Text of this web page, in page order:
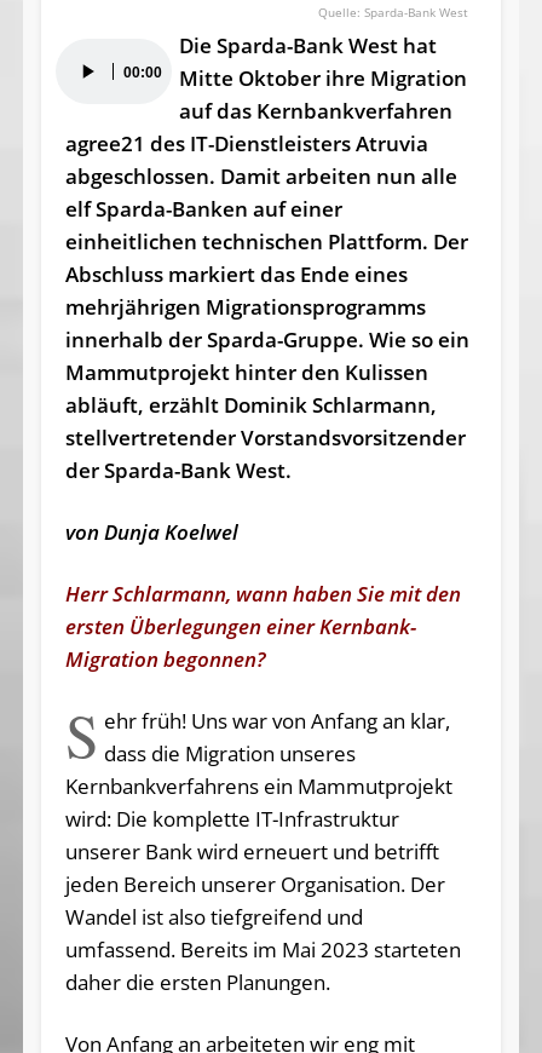
Sparda-Bank West
Player 00:00
Die Sparda-Bank West hat
Mitte Oktober ihre Migration
auf das Kernbankverfahren
agree21 des IT-Dienstleisters Atruvia
abgeschlossen. Damit arbeiten nun alle
elf Sparda-Banken auf einer
einheitlichen technischen Plattform. Der
Abschluss markiert das Ende eines
mehrjährigen Migrationsprogramms
innerhalb der Sparda-Gruppe. Wie so ein
Mammutprojekt hinter den Kulissen
abläuft, erzählt Dominik Schlarmann,
stellvertretender Vorstandsvorsitzender
der Sparda-Bank West.
von Dunja Koelwel
Herr Schlarmann, wann haben Sie mit den
ersten Überlegungen einer Kernbank-
Migration begonnen?
S ehr früh! Uns war von Anfang an klar,
dass die Migration unseres
Kernbankverfahrens ein Mammutprojekt
wird: Die komplette IT-Infrastruktur
unserer Bank wird erneuert und betrifft
jeden Bereich unserer Organisation. Der
Wandel ist also tiefgreifend und
umfassend. Bereits im Mai 2023 starteten
daher die ersten Planungen.
Von Anfang an arbeiteten wir eng mit